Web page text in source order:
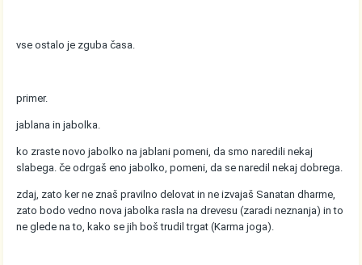
vse ostalo je zguba časa.
primer.
jablana in jabolka.
ko zraste novo jabolko na jablani pomeni, da smo naredili nekaj
slabega. če odrgaš eno jabolko, pomeni, da se naredil nekaj dobrega.
zdaj, zato ker ne znaš pravilno delovat in ne izvajaš Sanatan dharme,
zato bodo vedno nova jabolka rasla na drevesu (zaradi neznanja) in to
ne glede na to, kako se jih boš trudil trgat (Karma joga).